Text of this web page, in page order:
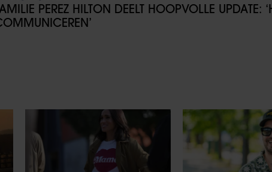
PEREZ HILTON DEELT HOOPVOLLE UPDATE: